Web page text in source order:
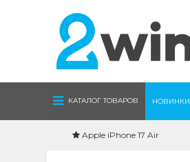
КАТАЛОГ ТОВАРОВ НОВИНКИ
Apple iPhone 17 Air